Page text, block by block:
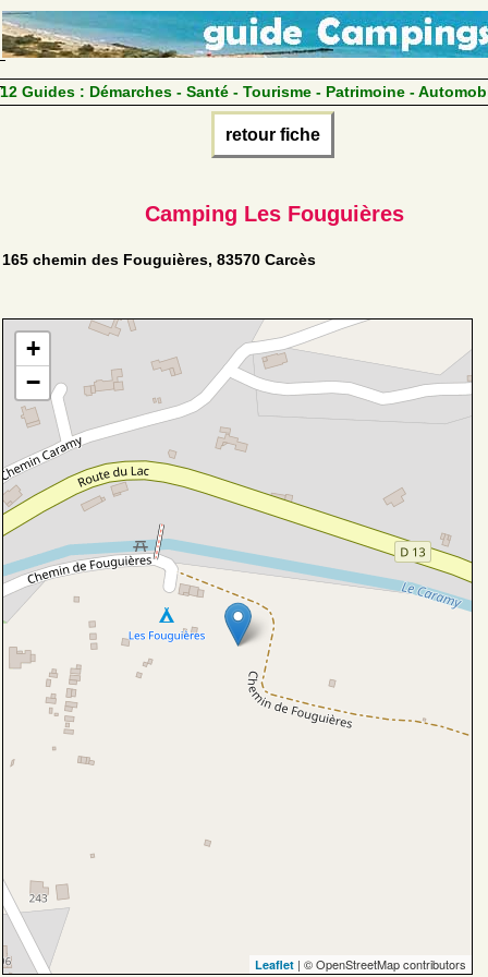
12 Guides : Démarches - Santé - Tourisme - Patrimoine -
retour fiche
Camping Les Fouguières
165 chemin des Fouguières, 83570 Carcès
+
−
Leaflet | © OpenStreetMap contributors